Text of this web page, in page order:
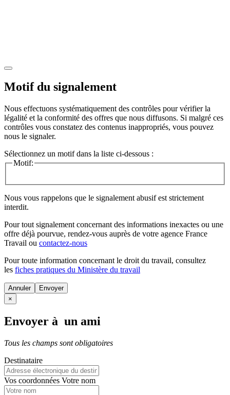
Motif du signalement
Nous effectuons systématiquement des contrôles pour vérifier la
légalité et la conformité des offres que nous diffusons. Si malgré ces
contrôles vous constatez des contenus inappropriés, vous pouvez
nous le signaler.
Sélectionnez un motif dans la liste ci-dessous :
Motif:
Nous vous rappelons que le signalement abusif est strictement
interdit.
Pour tout signalement concernant des informations inexactes ou une
offre déjà pourvue, rendez-vous auprès de votre agence France
Travail ou contactez-nous
Pour toute information concernant le droit du travail, consultez
les fiches pratiques du Ministère du travail
Annuler
×
Envoyer à un ami
Tous les champs sont obligatoires
Destinataire
Vos coordonnées Votre nom